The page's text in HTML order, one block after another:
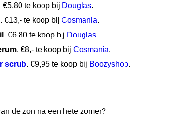
. €5,80 te koop bij Douglas.
. €13,- te koop bij Cosmania.
. €6,80 te koop bij Douglas.
. €8,- te koop bij Cosmania.
scrub. €9,95 te koop bij Boozyshop.
de zon na een hete zomer?